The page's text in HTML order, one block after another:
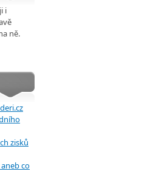
i
ně.
zisků
co